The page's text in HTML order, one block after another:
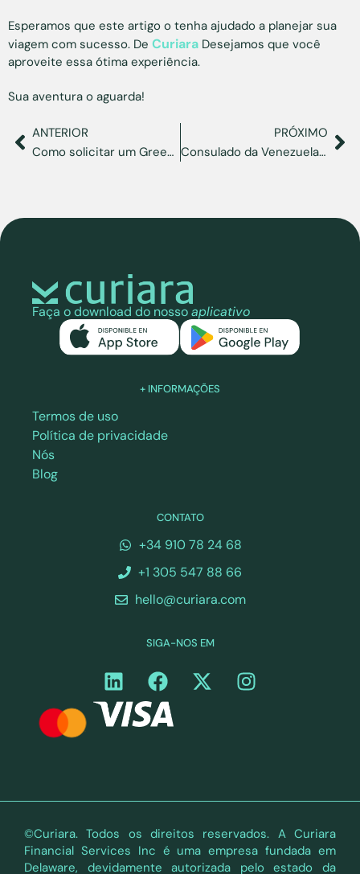
Esperamos que este artigo o tenha ajudado a planejar sua
viagem com sucesso. De Curiara Desejamos que você
aproveite essa ótima experiência.
Sua aventura o aguarda!
ANTERIOR
Como solicitar um Green Card para venezuelanos?
PRÓXIMO
Consulado da Venezuela nos EUA: onde fica e como marcar uma consulta?
Faça o download do nossoaplicativo
+ INFORMAÇÕES
Termos de uso
Política de privacidade
Nós
Blog
CONTATO
+34 910 78 24 68
+1 305 547 88 66
hello@curiara.com
SIGA-NOS EM
©Curiara. Todos os direitos reservados. A Curiara
Financial Services Inc é uma empresa fundada em
Delaware, devidamente autorizada pelo estado da